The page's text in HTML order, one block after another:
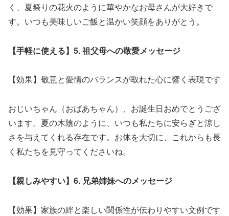
く、夏祭りの花火のように華やかなお母さんが大好きで
す。いつも美味しいご飯と温かい笑顔をありがとう。
【手軽に使える】5. 祖父母への敬愛メッセージ
【効果】敬意と愛情のバランスが取れた心に響く表現です
おじいちゃん（おばあちゃん）、お誕生日おめでとうござ
います。夏の木陰のように、いつも私たちに安らぎと涼し
さを与えてくれる存在です。お体を大切に、これからも長
く私たちを見守ってくださいね。
【親しみやすい】6. 兄弟姉妹へのメッセージ
【効果】家族の絆と楽しい関係性が伝わりやすい文例です